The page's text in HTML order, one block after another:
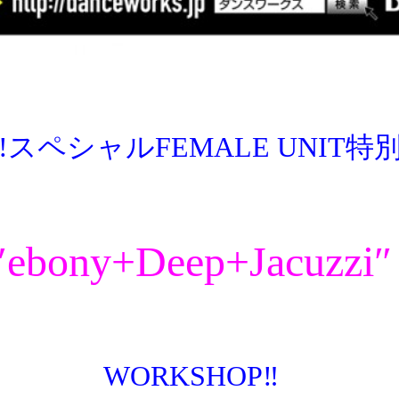
ペシャルFEMALE UNIT特
WORKSHOP‼